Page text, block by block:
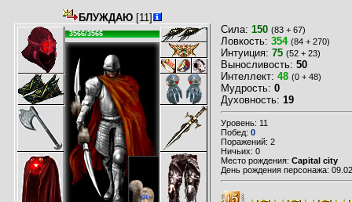
БЛУЖДАЮ [11]
3566/3566 Сила: 150 (83 + 67)
Ловкость: 354 (84 + 270)
Интуиция: 75 (52 + 23)
Выносливость: 50
Интеллект: 48 (0 + 48)
Мудрость: 0
Духовность: 19
Уровень: 11
Побед: 0
Поражений: 2
Ничьих: 0
Место рождения: Capital city
День рождения персонажа: